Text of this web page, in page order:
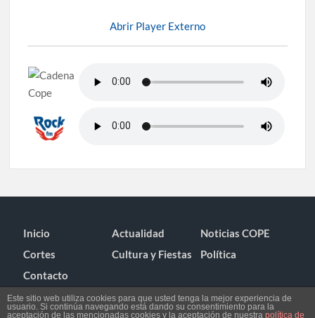
Abrir Player Externo
Inicio Actualidad
Noticias COPE
Cortes
Cultura y Fiestas
Política
Contacto
Este sitio web utiliza cookies para que usted tenga la mejor experiencia de
usuario. Si continúa navegando está dando su consentimiento para la
aceptación de las mencionadas cookies y la aceptación de nuestra política de